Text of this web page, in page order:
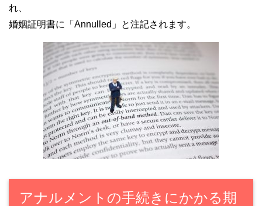
れ、
婚姻証明書に「Annulled」と注記されます。
アナルメントの手続きにかかる期